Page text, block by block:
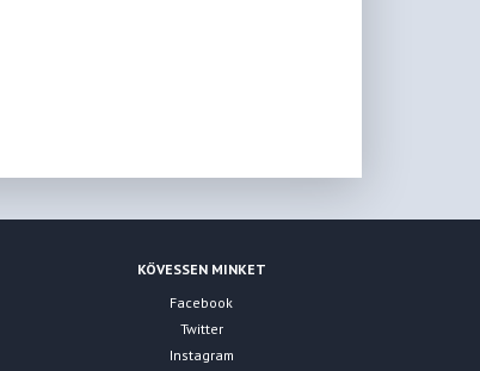
KÖVESSEN MINKET
Facebook
Twitter
Instagram